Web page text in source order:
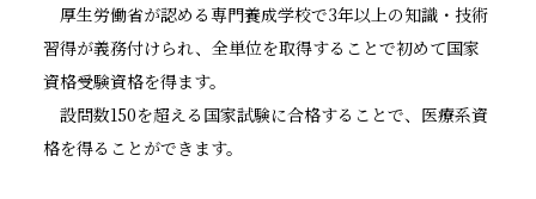
厚生労働省が認める専門養成学校で3年以上の知識・技術
習得が義務付けられ、全単位を取得することで初めて国家
資格受験資格を得ます。
設問数150を超える国家試験に合格することで、医療系資
格を得ることができます。